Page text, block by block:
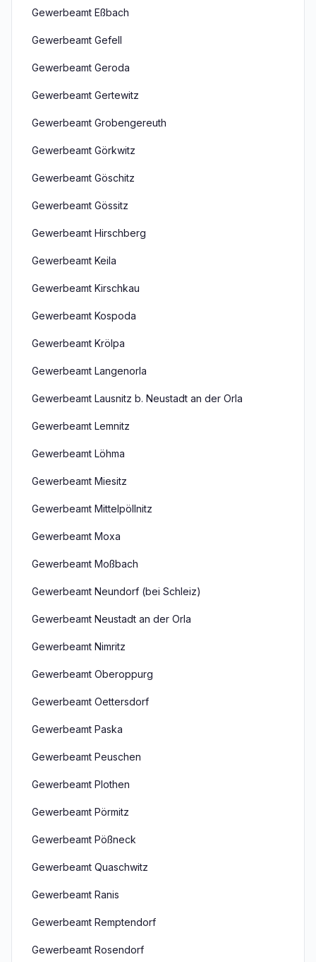
Gewerbeamt Eßbach
Gewerbeamt Gefell
Gewerbeamt Geroda
Gewerbeamt Gertewitz
Gewerbeamt Grobengereuth
Gewerbeamt Görkwitz
Gewerbeamt Göschitz
Gewerbeamt Gössitz
Gewerbeamt Hirschberg
Gewerbeamt Keila
Gewerbeamt Kirschkau
Gewerbeamt Kospoda
Gewerbeamt Krölpa
Gewerbeamt Langenorla
Gewerbeamt Lausnitz b. Neustadt an der Orla
Gewerbeamt Lemnitz
Gewerbeamt Löhma
Gewerbeamt Miesitz
Gewerbeamt Mittelpöllnitz
Gewerbeamt Moxa
Gewerbeamt Moßbach
Gewerbeamt Neundorf (bei Schleiz)
Gewerbeamt Neustadt an der Orla
Gewerbeamt Nimritz
Gewerbeamt Oberoppurg
Gewerbeamt Oettersdorf
Gewerbeamt Paska
Gewerbeamt Peuschen
Gewerbeamt Plothen
Gewerbeamt Pörmitz
Gewerbeamt Pößneck
Gewerbeamt Quaschwitz
Gewerbeamt Ranis
Gewerbeamt Remptendorf
Gewerbeamt Rosendorf